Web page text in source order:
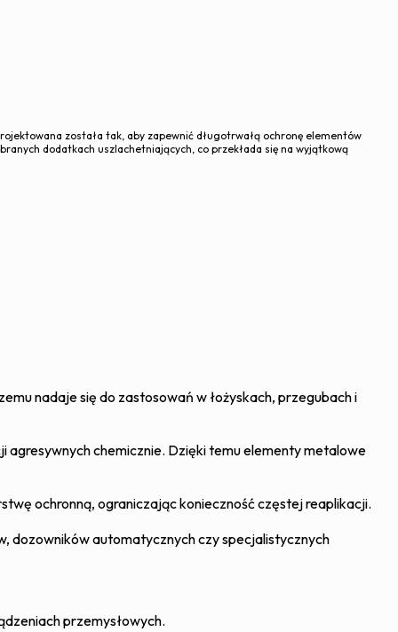
została tak, aby zapewnić długotrwałą ochronę elementów
dodatkach uszlachetniających, co przekłada się na wyjątkową
nadaje się do zastosowań w łożyskach, przegubach i
agresywnych chemicznie. Dzięki temu elementy metalowe
ochronną, ograniczając konieczność częstej reaplikacji.
dozowników automatycznych czy specjalistycznych
przemysłowych.